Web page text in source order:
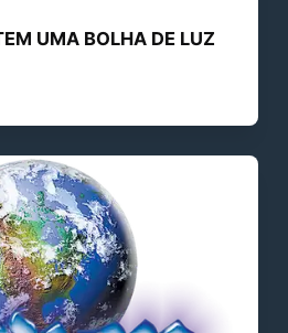
UMA BOLHA DE LUZ